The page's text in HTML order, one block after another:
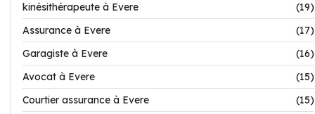
kinésithérapeute à Evere
(19)
Assurance à Evere
(17)
Garagiste à Evere
(16)
Avocat à Evere
(15)
Courtier assurance à Evere
(15)